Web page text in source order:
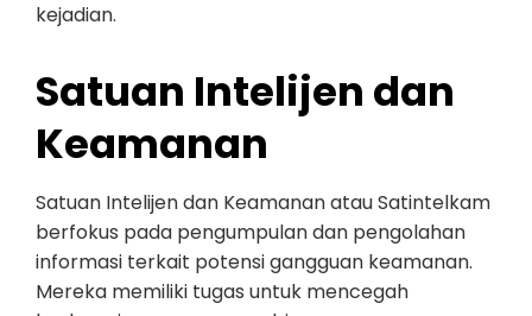
kejadian.
Satuan Intelijen dan
Keamanan
Satuan Intelijen dan Keamanan atau Satintelkam
berfokus pada pengumpulan dan pengolahan
informasi terkait potensi gangguan keamanan.
Mereka memiliki tugas untuk mencegah